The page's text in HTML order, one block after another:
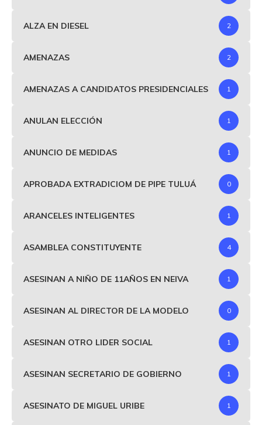
ALZA EN DIESEL 2
AMENAZAS 2
AMENAZAS A CANDIDATOS PRESIDENCIALES 1
ANULAN ELECCIÓN 1
ANUNCIO DE MEDIDAS 1
APROBADA EXTRADICIOM DE PIPE TULUÁ 0
ARANCELES INTELIGENTES 1
ASAMBLEA CONSTITUYENTE 4
ASESINAN A NIÑO DE 11AÑOS EN NEIVA 1
ASESINAN AL DIRECTOR DE LA MODELO 0
ASESINAN OTRO LIDER SOCIAL 1
ASESINAN SECRETARIO DE GOBIERNO 1
ASESINATO DE MIGUEL URIBE 1